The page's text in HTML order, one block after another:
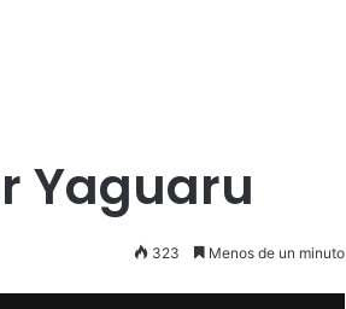
Yaguaru
323 Menos de un minuto